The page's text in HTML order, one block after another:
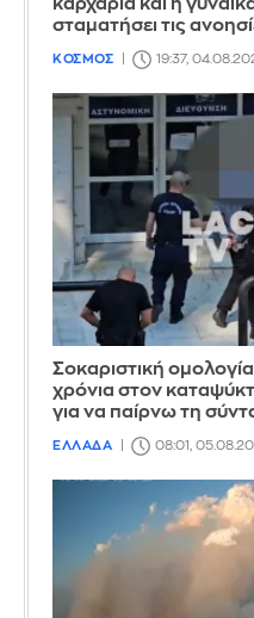
καρχαρία και η
σταματήσει τις
ΚΟΣΜΟΣ 19:37,
Σοκαριστική
χρόνια στον
για να παίρνω τη
ΕΛΛΑΔΑ 08:01,